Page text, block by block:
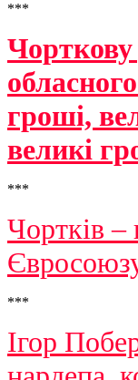
***
Чорткову
гроші,
великі
***
Чортків –
***
Ігор